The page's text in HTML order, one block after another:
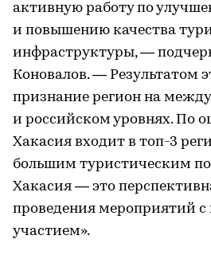
активную работу по
и повышению качества
инфраструктуры, —
Коновалов. — Результатом
признание регион на
и российском уровнях. По
Хакасия входит в топ-3
большим туристическим
Хакасия — это
проведения мероприятий
участием».